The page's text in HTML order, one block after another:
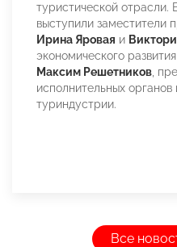
туристической отрасли.
выступили заместители
Ирина Яровая и
экономического
Максим Решетников,
исполнительных
туриндустрии.
Все